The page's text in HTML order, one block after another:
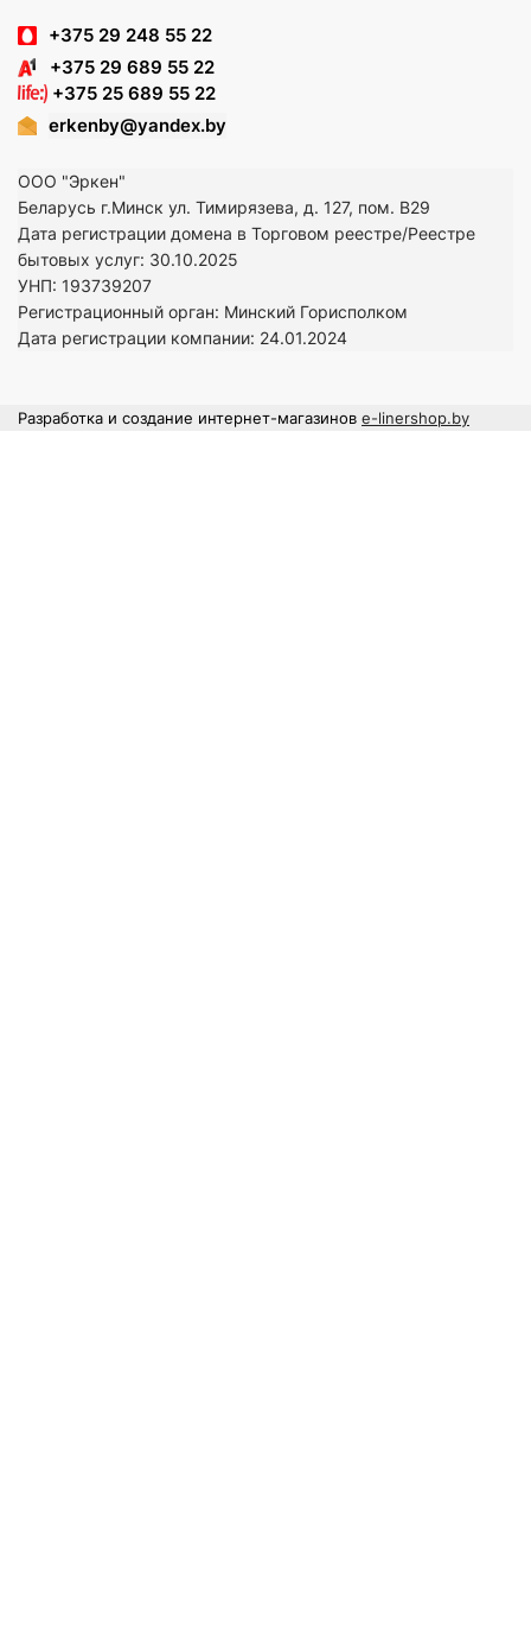
+375 29 248 55 22
+375 29 689 55 22
+375 25 689 55 22
erkenby@yandex.by
ООО "Эркен"
Беларусь г.Минск ул. Тимирязева, д. 127, пом. В29
Дата регистрации домена в Торговом реестре/Реестре
бытовых услуг: 30.10.2025
УНП: 193739207
Регистрационный орган: Минский Горисполком
Дата регистрации компании: 24.01.2024
Разработка и создание интернет-магазинов e-linershop.by